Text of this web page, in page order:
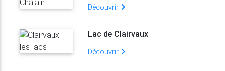
Découvrir
Lac de Clairvaux
Découvrir